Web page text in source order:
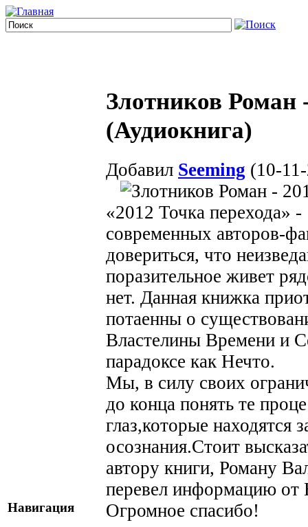
Навигация
Злотников Роман
(Аудиокнига)
Добавил Seeming (10-
«2012 Точка перехода»
современных авторов-
довериться, что
поразительное живет
нет. Данная книжка
потаенны о
Властелины Времени и
парадоксе как Нечто.
Мы, в силу своих
до конца понять те
глаз,которые находятся
осознания.Стоит
автору книги, Роману
перевел информацию
Огромное спасибо!